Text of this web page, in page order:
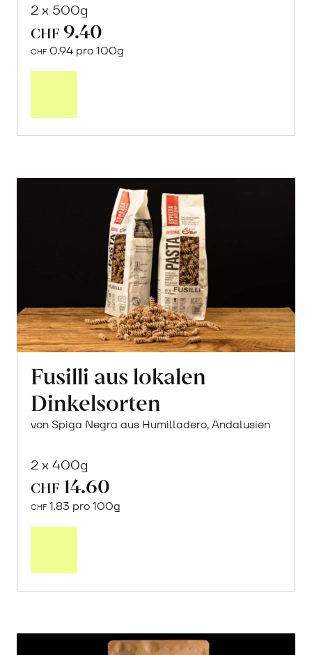
2 x 500g
CHF 9.40
CHF 0.94 pro 100g
Fusilli aus lokalen
Dinkelsorten
von Spiga Negra aus Humilladero, Andalusien
2 x 400g
CHF 14.60
CHF 1.83 pro 100g